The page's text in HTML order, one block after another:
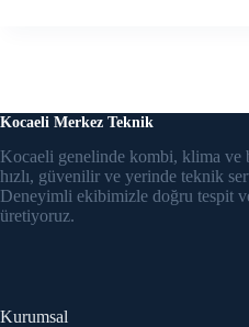
Hacklink panel
Hacklink satın al
Hacklink satın al
Hacklink panel
Kocaeli Merkez Teknik
Kocaeli genelinde kombi, klima ve
hızlı, güvenilir ve yerinde teknik
Deneyimli ekibimizle doğru tespit
üretiyoruz.
Kurumsal